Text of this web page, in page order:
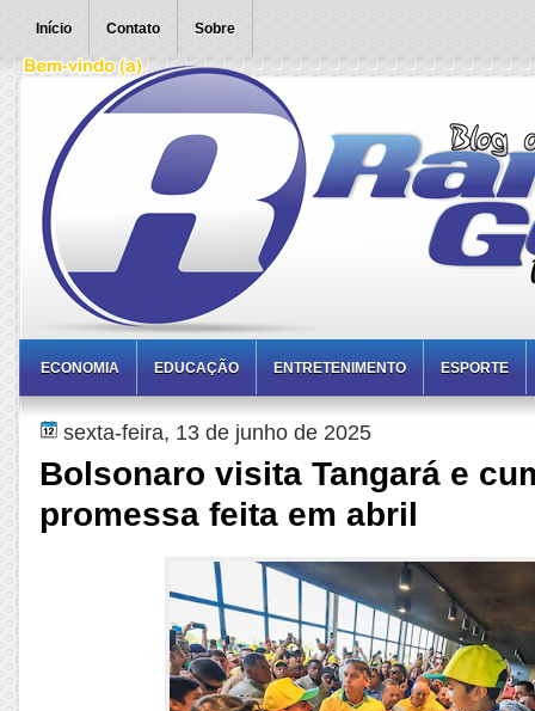
Início Contato Sobre
ECONOMIA EDUCAÇÃO ENTRETENIMENTO ESPORTE
sexta-feira, 13 de junho de 2025
Bolsonaro visita Tangará e
promessa feita em abril